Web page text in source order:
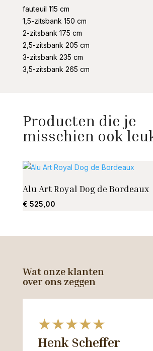
fauteuil 115 cm
1,5-zitsbank 150 cm
2-zitsbank 175 cm
2,5-zitsbank 205 cm
3-zitsbank 235 cm
3,5-zitsbank 265 cm
Producten die je
misschien ook
Alu Art Royal Dog de Bordeaux
€ 525,00
Wat onze klanten
over ons zeggen
★★★★★
Henk Scheffer